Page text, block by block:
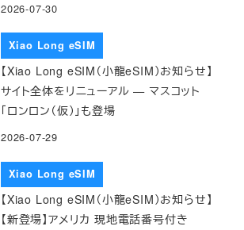
2026-07-30
Xiao Long eSIM
【Xiao Long eSIM（小龍eSIM）お知らせ】
サイト全体をリニューアル — マスコット
「ロンロン（仮）」も登場
2026-07-29
Xiao Long eSIM
【Xiao Long eSIM（小龍eSIM）お知らせ】
【新登場】アメリカ 現地電話番号付き